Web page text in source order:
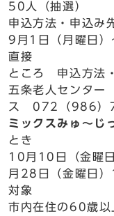
50人（抽選）
申込方法・申込み
9月1日（月曜日）
直接
ところ 申込方法
五条老人センタ
ス 072（986）
ミックスみゅ～じ
とき
10月10日（金曜
月28日（金曜日
対象
市内在住の60歳以